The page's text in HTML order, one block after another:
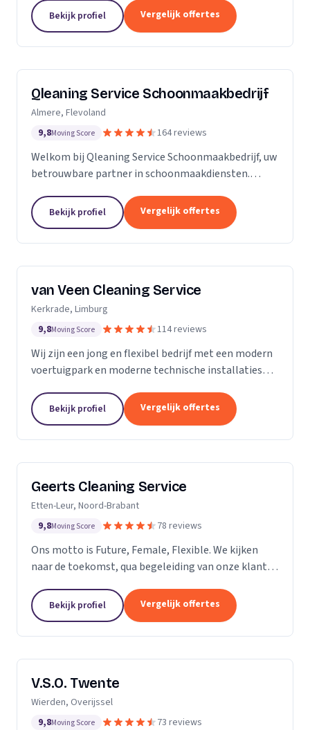
zijn Stel op Sprong gestart om mensen te helpen
en...
Bekijk profiel Vergelijk offertes
Qleaning Service Schoonmaakbedrijf
Almere, Flevoland
9,8Moving Score 164 reviews
Welkom bij Qleaning Service Schoonmaakbedrijf, uw
betrouwbare partner in schoonmaakdiensten.
ernaar om de standaard in schoonmaakexpertise
te...
Bekijk profiel Vergelijk offertes
van Veen Cleaning Service
Kerkrade, Limburg
9,8Moving Score 114 reviews
Wij zijn een jong en flexibel bedrijf met een modern
voertuigpark en moderne technische installaties
zowel voor Particulier als zakelijke klanten....
Bekijk profiel Vergelijk offertes
Geerts Cleaning Service
Etten-Leur, Noord-Brabant
9,8Moving Score 78 reviews
Ons motto is Future, Female, Flexible. We kijken
naar de toekomst, qua begeleiding van onze klanten
vrouwelijke ondernemers behandelen wij ons
personeel...
Bekijk profiel Vergelijk offertes
V.S.O. Twente
Wierden, Overijssel
9,8Moving Score 73 reviews